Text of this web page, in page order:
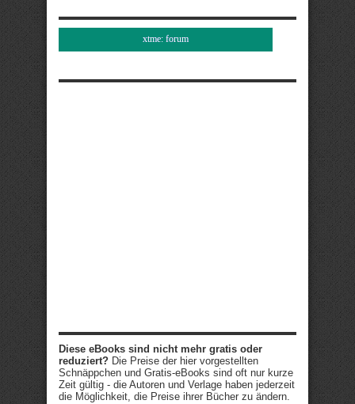
xtme: forum
Diese eBooks sind nicht mehr gratis oder
reduziert? Die Preise der hier vorgestellten
Schnäppchen und Gratis-eBooks sind oft nur kurze
Zeit gültig - die Autoren und Verlage haben jederzeit
die Möglichkeit, die Preise ihrer Bücher zu ändern.